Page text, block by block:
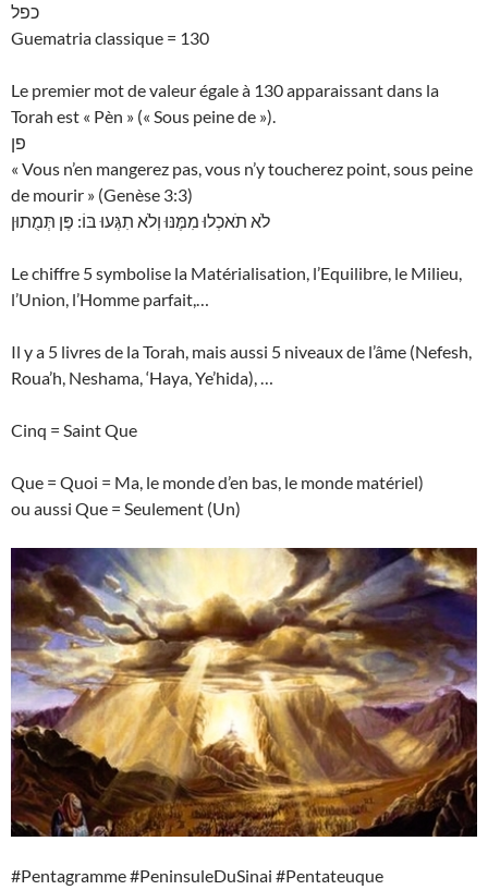
כפל
Guematria classique = 130
Le premier mot de valeur égale à 130 apparaissant dans la
Torah est « Pèn » (« Sous peine de »).
פן
« Vous n’en mangerez pas, vous n’y toucherez point, sous peine
de mourir » (Genèse 3:3)
לֹא תֹאכְלוּ מִמֶּנּוּ וְלֹא תִגְּעוּ בּוֹ: פֶּן תְּמֻתוּן
Le chiffre 5 symbolise la Matérialisation, l’Equilibre, le Milieu,
l’Union, l’Homme parfait,…
Il y a 5 livres de la Torah, mais aussi 5 niveaux de l’âme (Nefesh,
Roua’h, Neshama, ‘Haya, Ye’hida), …
Cinq = Saint Que
Que = Quoi = Ma, le monde d’en bas, le monde matériel)
ou aussi Que = Seulement (Un)
#Pentagramme #PeninsuleDuSinai #Pentateuque